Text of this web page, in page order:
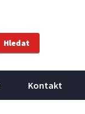
Kontakt